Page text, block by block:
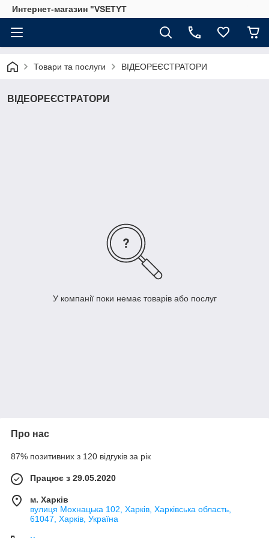
Интернет-магазин "VSETYT
Товари та послуги ВІДЕОРЕЄСТРАТОРИ
ВІДЕОРЕЄСТРАТОРИ
У компанії поки немає товарів або послуг
Про нас
87% позитивних з 120 відгуків за рік
Працює з 29.05.2020
м. Харків
вулиця Мохнацька 102, Харків, Харківська область,
61047, Харків, Україна